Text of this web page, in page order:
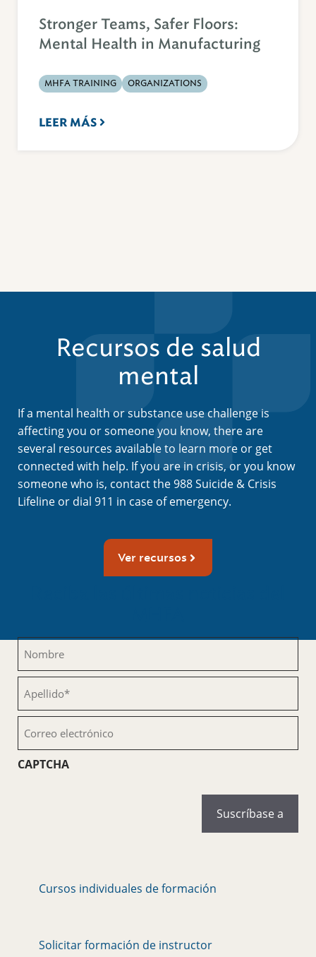
Stronger Teams, Safer Floors:
Mental Health in Manufacturing
MHFA TRAINING ORGANIZATIONS
LEER MÁS
Recursos de salud
mental
If a mental health or substance use challenge is
affecting you or someone you know, there are
several resources available to learn more or get
connected with help. If you are in crisis, or you know
someone who is, contact the 988 Suicide & Crisis
Lifeline or dial 911 in case of emergency.
Ver recursos
Nombre
(Obligatorio)
electrónico
(Obligatorio)
CAPTCHA
Cursos individuales de formación
Solicitar formación de instructor